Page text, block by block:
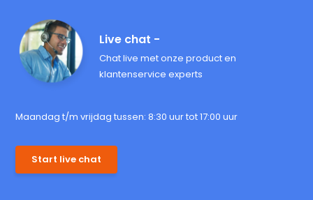
Live chat -
Chat live met onze product en
klantenservice experts
Maandag t/m vrijdag tussen: 8:30 uur tot 17:00 uur
Start live chat